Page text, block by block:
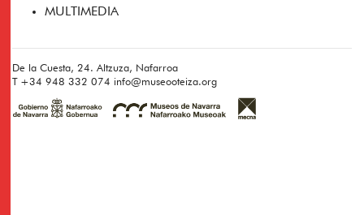
MULTIMEDIA
De la Cuesta, 24. Altzuza, Nafarroa
T +34 948 332 074 info@museooteiza.org